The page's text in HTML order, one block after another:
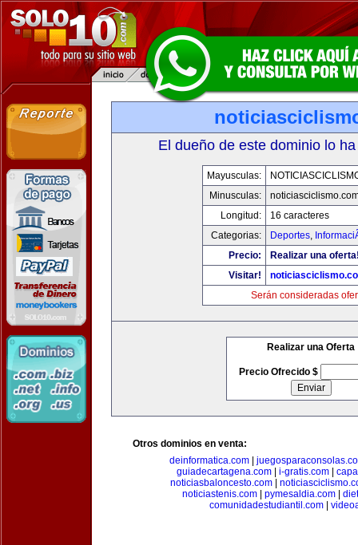
El dueño de este dominio lo
Mayusculas:
Minusculas:
Longitud:
16 caracteres
Categorias:
Deportes,
Precio:
Realizar una
Visitar!
Serán consideradas
Realizar una Oferta
Precio Ofrecido $
Otros dominios en venta:
deinformatica.com
guiadecartagena.com| i-gratis.com|
noticiasbaloncesto.com
noticiastenis.com
pymesaldia.com
comunidadestudiantil.com